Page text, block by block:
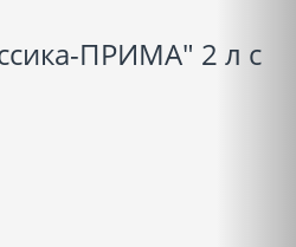
ПРИМА" 2 л с